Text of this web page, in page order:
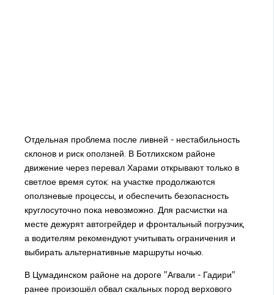
Отдельная проблема после ливней - нестабильность
склонов и риск оползней. В Ботлихском районе
движение через перевал Харами открывают только в
светлое время суток: на участке продолжаются
оползневые процессы, и обеспечить безопасность
круглосуточно пока невозможно. Для расчистки на
месте дежурят автогрейдер и фронтальный погрузчик,
а водителям рекомендуют учитывать ограничения и
выбирать альтернативные маршруты ночью.
В Цумадинском районе на дороге "Агвали - Гадири"
ранее произошёл обвал скальных пород верхового